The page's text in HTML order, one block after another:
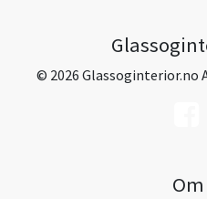
© 2026 Glassoginterior.no